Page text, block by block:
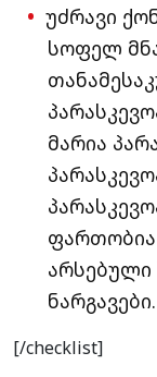
უძრავი
სოფელ
მარია
ფართობია
არსებული
ნარგავები.
[/checklist]